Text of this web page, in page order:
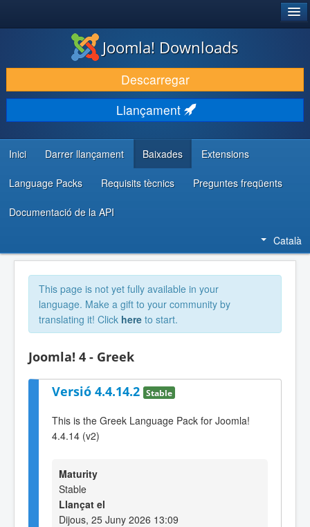
DESCARREGA & AMPLIA
DESCOBRIR & APRENDRE
COMUNITAT & SUPORT
RECURSOS PER DESENVOLUPADORS/ES
Joomla! Downloads
Descarregar
Llançament
Inici Darrer llançament Baixades Extensions
Language Packs Requisits tècnics Preguntes freqüents
Documentació de la API
Català
This page is not yet fully available in your
language. Make a gift to your community by
translating it! Click here to start.
Joomla! 4 - Greek
Versió 4.4.14.2 Stable
This is the Greek Language Pack for Joomla!
4.4.14 (v2)
Maturity
Stable
Llançat el
Dijous, 25 Juny 2026 13:09